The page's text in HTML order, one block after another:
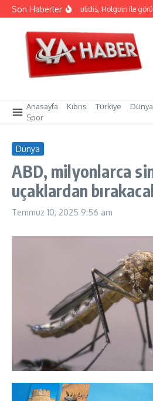
İçeriğe atla
Son HaberlerHristodulidis, Holguin ile
Anasayfa Kıbrıs Türkiye Dünya
Spor
Dünya
ABD, milyonlarca
uçaklardan
Temmuz 10, 2025 9:56 am